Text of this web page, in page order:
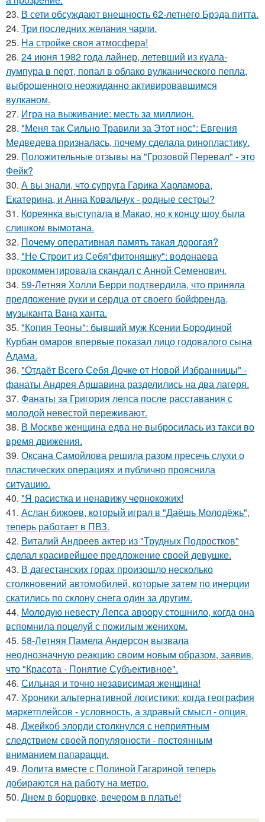
23. В сети обсуждают внешность 62-летнего Брэда питта.
24. Три последних желания чарли.
25. На стройке своя атмосфера!
26. 24 июня 1982 года лайнер, летевший из куала-
лумпура в перт, попал в облако вулканического пепла,
выброшенного неожиданно активировавшимся
вулканом.
27. Игра на выживание: месть за миллион.
28. "Меня так Сильно Травили за Этот нос": Евгения
Медведева призналась, почему сделала ринопластику.
29. Положительные отзывы на "Грозовой Перевал" - это
Фейк?
30. А вы знали, что супруга Гарика Харламова,
Екатерина, и Анна Ковальчук - родные сестры?
31. Кореянка выступала в Макао, но к концу шоу была
слишком вымотана.
32. Почему оперативная память такая дорогая?
33. "Не Строит из Себя"фитоняшку": водонаева
прокомментировала скандал с Анной Семенович.
34. 59-Летняя Холли Берри подтвердила, что приняла
предложение руки и сердца от своего бойфренда,
музыканта Вана ханта.
35. "Копия Теоны": бывший муж Ксении Бородиной
Курбан омаров впервые показал лицо годовалого сына
Адама.
36. "Отдаёт Всего Себя Дочке от Новой Избранницы" -
фанаты Андрея Аршавина разделились на два лагеря.
37. Фанаты за Григория лепса после расставания с
молодой невестой переживают.
38. В Москве женщина едва не выбросилась из такси во
время движения.
39. Оксана Самойлова решила разом пресечь слухи о
пластических операциях и публично прояснила
ситуацию.
40. "Я расистка и ненавижу чернокожих!
41. Аслан бижоев, который играл в "Даёшь Молодёжь",
теперь работает в ПВЗ.
42. Виталий Андреев актер из "Трудных Подростков"
сделал красивейшее предложение своей девушке.
43. В дагестанских горах произошло несколько
столкновений автомобилей, которые затем по инерции
скатились по склону снега один за другим.
44. Молодую невесту Лепса аврору стошнило, когда она
вспомнила поцелуй с пожилым женихом.
45. 58-Летняя Памела Андерсон вызвала
неоднозначную реакцию своим новым образом, заявив,
что "Красота - Понятие Субъективное".
46. Сильная и точно независимая женщина!
47. Хроники альтернативной логистики: когда география
маркетплейсов - условность, а здравый смысл - опция.
48. Джейкоб элорди столкнулся с неприятным
следствием своей популярности - постоянным
вниманием папарацци.
49. Лолита вместе с Полиной Гагариной теперь
добираются на работу на метро.
50. Днем в борцовке, вечером в платье!